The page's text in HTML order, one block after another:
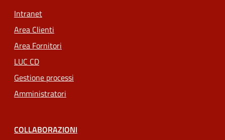
Intranet
Area Clienti
Area Fornitori
LUC CD
Gestione processi
Amministratori
COLLABORAZIONI